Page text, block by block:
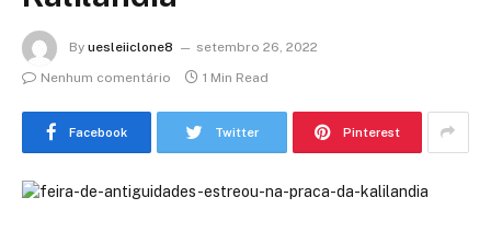
By uesleiiclone8
setembro 26, 2022
Nenhum comentário
1 Min Read
Facebook Twitter Pinterest